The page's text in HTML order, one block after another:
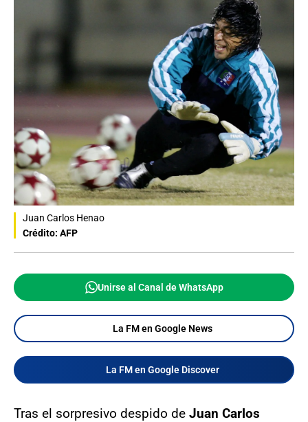
Juan Carlos Henao
Crédito: AFP
Unirse al Canal de WhatsApp
La FM en Google News
La FM en Google Discover
Tras el sorpresivo despido de Juan Carlos